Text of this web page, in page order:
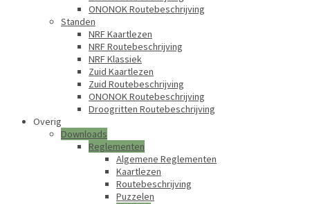
ONONOK Routebeschrijving
Standen
NRF Kaartlezen
NRF Routebeschrijving
NRF Klassiek
Zuid Kaartlezen
Zuid Routebeschrijving
ONONOK Routebeschrijving
Droogritten Routebeschrijving
Overig
Downloads
Reglementen
Algemene Reglementen
Kaartlezen
Routebeschrijving
Puzzelen